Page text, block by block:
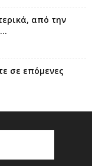
από την
σε επόμενες